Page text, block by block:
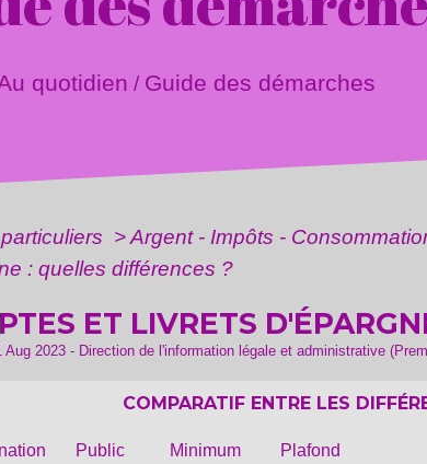
quotidien / Guide des démarches
>Argent - Impôts -
: quelles différences ?
ET LIVRETS
Aug 2023 - Direction de l'information légale et administrative
COMPARATIF ENTRE LES
Public
Minimum Plafond